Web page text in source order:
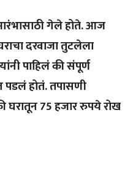
गेलेहोते.आज
दरवाजातुटलेला
पाहिलंकीसंपूर्ण
पडलंहोतं.तपासणी
घरातून75हजाररुपयेरोख